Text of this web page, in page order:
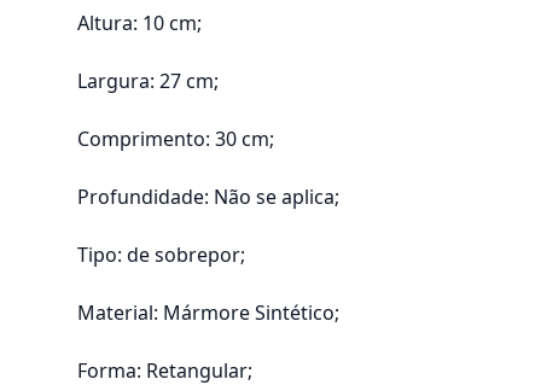
Altura: 10 cm;
Largura: 27 cm;
Comprimento: 30 cm;
Profundidade: Não se aplica;
Tipo: de sobrepor;
Material: Mármore Sintético;
Forma: Retangular;